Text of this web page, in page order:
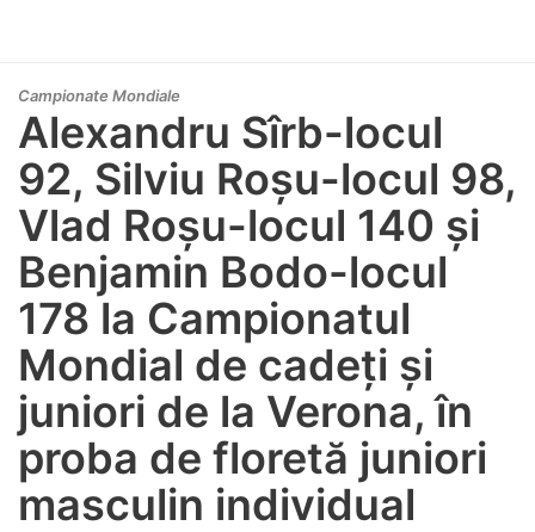
Campionate Mondiale
Alexandru Sîrb-locul
92, Silviu Roșu-locul 98,
Vlad Roșu-locul 140 și
Benjamin Bodo-locul
178 la Campionatul
Mondial de cadeți și
juniori de la Verona, în
proba de floretă juniori
masculin individual